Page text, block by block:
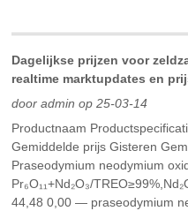
Dagelijkse prijzen voor
realtime marktupdates en
door admin op 25-03-14
Productnaam
Gemiddelde prijs Gisteren
Praseodymium neodymium
Pr₆O₁₁+Nd₂O₃/
44,48 0,00 — praseodymium